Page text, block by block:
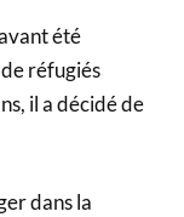
été
réfugiés
il a décidé de
dans la